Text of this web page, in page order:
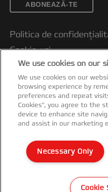
ABONEAZĂ-TE
Politica de
Cookie-uri
Notificare legală
Imprimare
Gestionează datele
Condiții de garanție
Ghidul de reciclare al
Declarații de
Harta site-ului
©2026 ACCO Brands
We use cookies on our
We use cookies on our
browsing experience by
preferences and repeat
Cookies”, you agree to the
device to enhance site
and assist in our marketing
Necessary Only